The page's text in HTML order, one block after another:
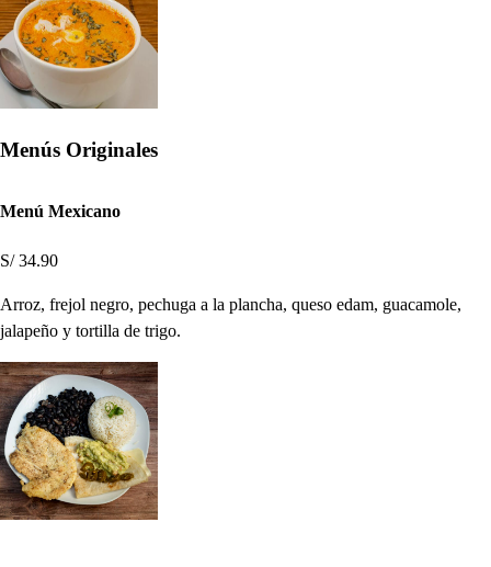
Menús Originales
Menú Mexicano
S/ 34.90
Arroz, frejol negro, pechuga a la plancha, queso edam, guacamole,
jalapeño y tortilla de trigo.